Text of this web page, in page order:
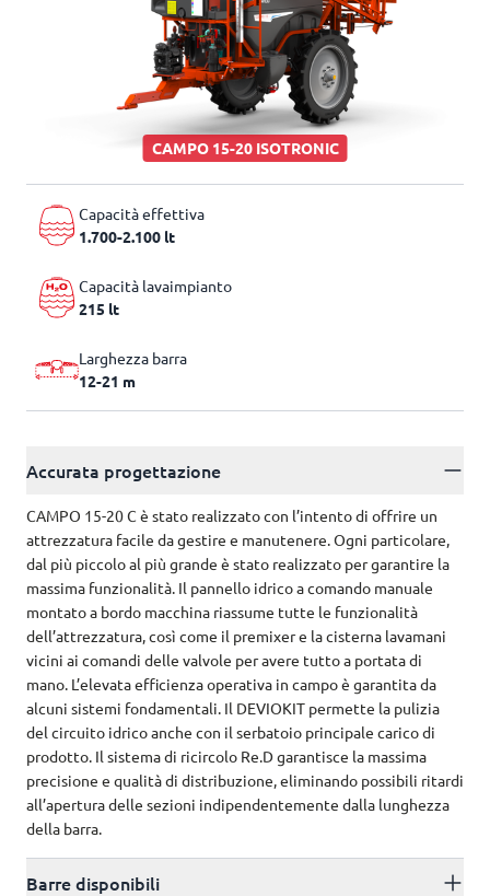
CAMPO 15-20 ISOTRONIC
Capacità effettiva
1.700-2.100 lt
Capacità lavaimpianto
215 lt
Larghezza barra
12-21 m
Accurata progettazione
CAMPO 15-20 C è stato realizzato con l’intento di offrire un
attrezzatura facile da gestire e manutenere. Ogni particolare,
dal più piccolo al più grande è stato realizzato per garantire la
massima funzionalità. Il pannello idrico a comando manuale
montato a bordo macchina riassume tutte le funzionalità
dell’attrezzatura, così come il premixer e la cisterna lavamani
vicini ai comandi delle valvole per avere tutto a portata di
mano. L’elevata efficienza operativa in campo è garantita da
alcuni sistemi fondamentali. Il DEVIOKIT permette la pulizia
del circuito idrico anche con il serbatoio principale carico di
prodotto. Il sistema di ricircolo Re.D garantisce la massima
precisione e qualità di distribuzione, eliminando possibili ritardi
all’apertura delle sezioni indipendentemente dalla lunghezza
della barra.
Barre disponibili